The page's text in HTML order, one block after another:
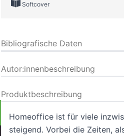
Softcover
Bibliografische Daten
Autor:innenbeschreibung
Produktbeschreibung
Homeoffice ist für viele
steigend. Vorbei die Zeiten,